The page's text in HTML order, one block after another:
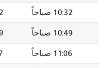
10:48 صباحاً
11:05 صباحاً
11:23 صباحاً